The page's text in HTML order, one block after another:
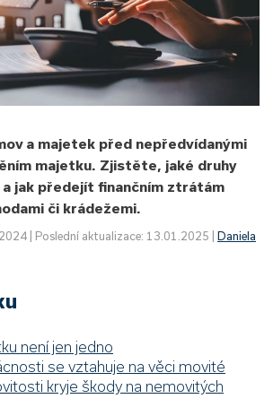
a majetek před nepředvídanými
majetku. Zjistěte, jaké druhy
jak předejít finančním ztrátám
či krádežemi.
| Poslední aktualizace: 13.01.2025 |
Daniela
není jen jedno
se vztahuje na věci movité
kryje škody na nemovitých